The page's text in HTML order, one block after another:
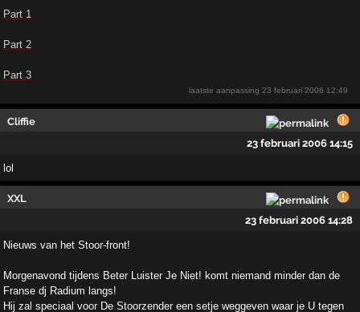
Part 1
Part 2
Part 3
laatste aanpassing23 februari 2006 12:49
Cliffie
23 februari 2006 14:15
lol
XXL
23 februari 2006 14:28
Nieuws van het Stoor-front!
Morgenavond tijdens Beter Luister Je Niet! komt niemand minder dan de
Franse dj Radium langs!
Hij zal speciaal voor De Stoorzender een setje weggeven waar je U tegen